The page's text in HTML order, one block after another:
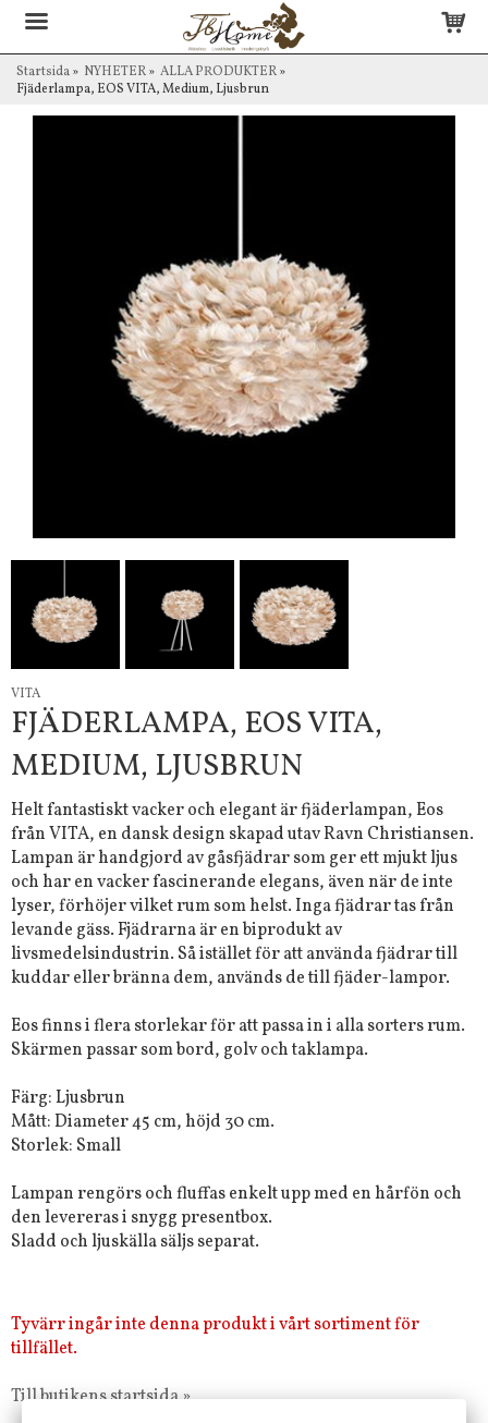
Startsida» NYHETER» ALLA PRODUKTER»
Fjäderlampa, EOS VITA, Medium, Ljusbrun
VITA
FJÄDERLAMPA, EOS VITA,
MEDIUM, LJUSBRUN
Helt fantastiskt vacker och elegant är fjäderlampan, Eos
från VITA, en dansk design skapad utav Ravn Christiansen.
Lampan är handgjord av gåsfjädrar som ger ett mjukt ljus
och har en vacker fascinerande elegans, även när de inte
lyser, förhöjer vilket rum som helst. Inga fjädrar tas från
levande gäss. Fjädrarna är en biprodukt av
livsmedelsindustrin. Så istället för att använda fjädrar till
kuddar eller bränna dem, används de till fjäder-lampor.
Eos finns i flera storlekar för att passa in i alla sorters rum.
Skärmen passar som bord, golv och taklampa.
Färg: Ljusbrun
Mått: Diameter 45 cm, höjd 30 cm.
Storlek: Small
Lampan rengörs och fluffas enkelt upp med en hårfön och
den levereras i snygg presentbox.
Sladd och ljuskälla säljs separat.
Tyvärr ingår inte denna produkt i vårt sortiment för
tillfället.
Till butikens startsida »